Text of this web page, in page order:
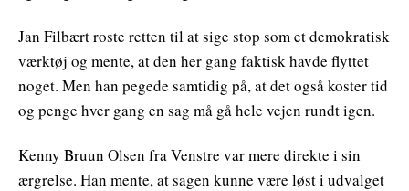
Jan Filbært roste retten til at sige stop som et demokratisk
værktøj og mente, at den her gang faktisk havde flyttet
noget. Men han pegede samtidig på, at det også koster tid
og penge hver gang en sag må gå hele vejen rundt igen.
Kenny Bruun Olsen fra Venstre var mere direkte i sin
ærgrelse. Han mente, at sagen kunne være løst i udvalget